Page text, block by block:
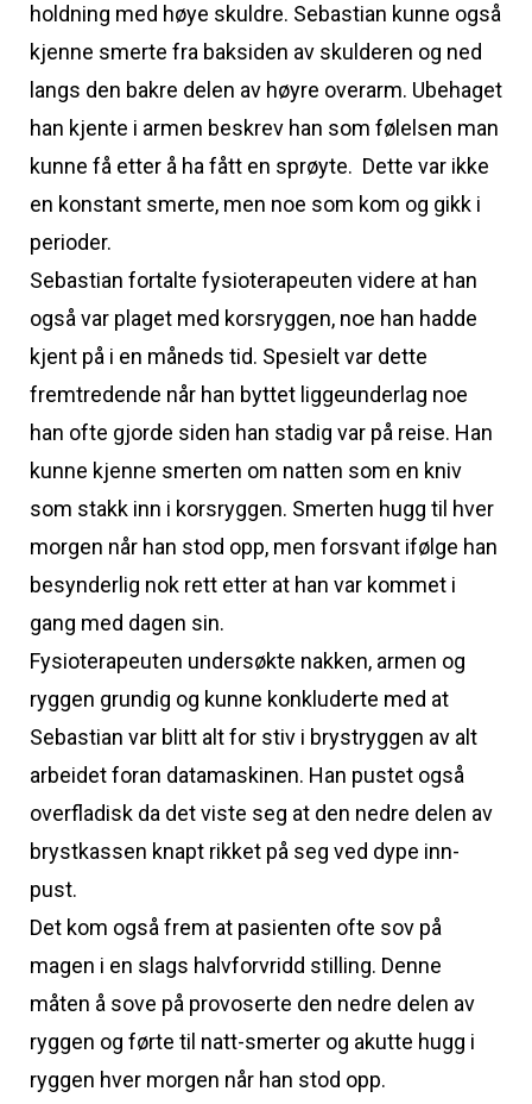
holdning med høye skuldre. Sebastian kunne også
kjenne smerte fra baksiden av skulderen og ned
langs den bakre delen av høyre overarm. Ubehaget
han kjente i armen beskrev han som følelsen man
kunne få etter å ha fått en sprøyte. Dette var ikke
en konstant smerte, men noe som kom og gikk i
perioder.
Sebastian fortalte fysioterapeuten videre at han
også var plaget med korsryggen, noe han hadde
kjent på i en måneds tid. Spesielt var dette
fremtredende når han byttet liggeunderlag noe
han ofte gjorde siden han stadig var på reise. Han
kunne kjenne smerten om natten som en kniv
som stakk inn i korsryggen. Smerten hugg til hver
morgen når han stod opp, men forsvant ifølge han
besynderlig nok rett etter at han var kommet i
gang med dagen sin.
Fysioterapeuten undersøkte nakken, armen og
ryggen grundig og kunne konkluderte med at
Sebastian var blitt alt for stiv i brystryggen av alt
arbeidet foran datamaskinen. Han pustet også
overfladisk da det viste seg at den nedre delen av
brystkassen knapt rikket på seg ved dype inn-
pust.
Det kom også frem at pasienten ofte sov på
magen i en slags halvforvridd stilling. Denne
måten å sove på provoserte den nedre delen av
ryggen og førte til natt-smerter og akutte hugg i
ryggen hver morgen når han stod opp.